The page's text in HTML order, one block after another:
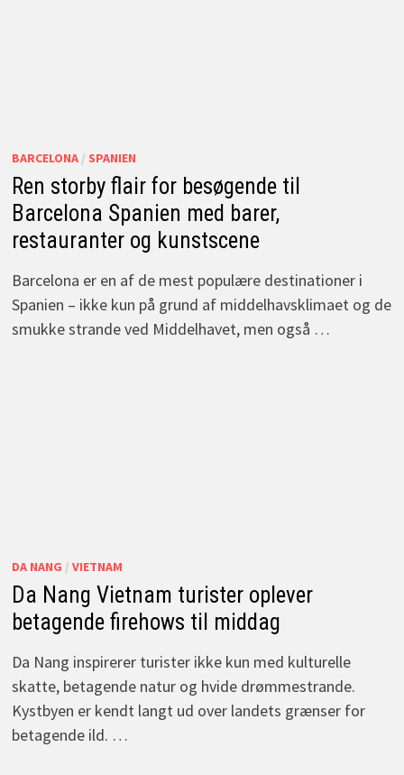
BARCELONA/ SPANIEN
Ren storby flair for besøgende til
Barcelona Spanien med barer,
restauranter og kunstscene
Barcelona er en af de mest populære destinationer i
Spanien – ikke kun på grund af middelhavsklimaet og de
smukke strande ved Middelhavet, men også …
DA NANG / VIETNAM
Da Nang Vietnam turister oplever
betagende firehows til middag
Da Nang inspirerer turister ikke kun med kulturelle
skatte, betagende natur og hvide drømmestrande.
Kystbyen er kendt langt ud over landets grænser for
betagende ild. …